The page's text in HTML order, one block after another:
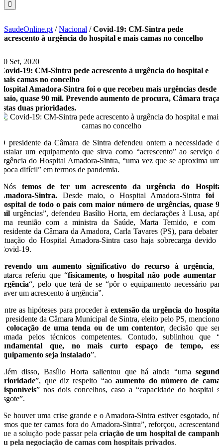
SaudeOnline.pt /Nacional /Covid-19: CM-Sintra pede
acrescento à urgência do hospital e mais camas no concelho
10 Set, 2020
Covid-19: CM-Sintra pede acrescento à urgência do hospital e
mais camas no concelho
Hospital Amadora-Sintra foi o que recebeu mais urgências desde
maio, quase 90 mil. Prevendo aumento de procura, Câmara traça
estas duas prioridades.
O presidente da Câmara de Sintra defendeu ontem a necessidade de
instalar um equipamento que sirva como “acrescento” ao serviço de
urgência do Hospital Amadora-Sintra, “uma vez que se aproxima uma
época difícil” em termos de pandemia.
“Nós temos de ter um acrescento da urgência do Hospital
Amadora-Sintra. Desde maio, o Hospital Amadora-Sintrafoi o
hospital de todo o país com maior número de urgências, quase 90
mil urgências”, defendeu Basílio Horta, em declarações à Lusa, após
uma reunião com a ministra da Saúde, Marta Temido, e com a
presidente da Câmara da Amadora, Carla Tavares (PS), para debater a
situação do Hospital Amadora-Sintra caso haja sobrecarga devido à
Covid-19.
Prevendo um aumento significativo do recurso à urgência, o
autarca referiu que “fisicamente, o hospital não pode aumentar a
urgência“, pelo que terá de se “pôr o equipamento necessário para
haver um acrescento à urgência”.
Entre as hipóteses para proceder à extensão da urgência do hospital
o presidente da Câmara Municipal de Sintra, eleito pelo PS, mencionou
acolocação de uma tenda ou de um contentor, decisão que será
tomada pelos técnicos competentes. Contudo, sublinhou que “
fundamental que, no mais curto espaço de tempo, esse
equipamento seja instalado”.
Além disso, Basílio Horta salientou que há ainda “uma segunda
prioridade”, que diz respeito “aoaumento do número de camas
disponíveis” nos dois concelhos, caso a “capacidade do hospital se
esgote”.
“Se houver uma crise grande e o Amadora-Sintra estiver esgotado, nós
temos que ter camas fora do Amadora-Sintra”, reforçou, acrescentando
que a solução pode passar pela criação de um hospital de campanha
ou pela negociação de camas com hospitais privados.